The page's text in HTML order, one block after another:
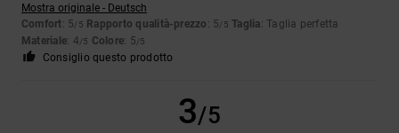
Mostra originale - Deutsch
Comfort: 5/5 Rapporto qualità-prezzo : 5/5 Taglia: Taglia perfetta
Materiale: 4/5 Colore: 5/5
Consiglio questo prodotto
3/5